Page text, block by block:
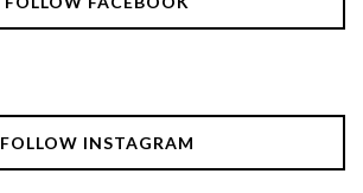
FOLLOW INSTAGRAM